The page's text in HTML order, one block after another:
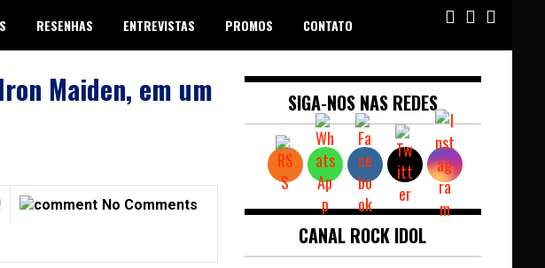
RESENHAS ENTREVISTAS PROMOS CONTATO
Maiden, em um
No Comments
SIGA-NOS NAS REDES
CANAL ROCK IDOL